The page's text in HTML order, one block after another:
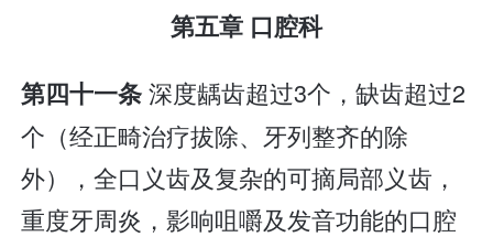
第五章 口腔科
第四十一条深度龋齿超过3个，缺齿超过2
个（经正畸治疗拔除、牙列整齐的除
外），全口义齿及复杂的可摘局部义齿，
重度牙周炎，影响咀嚼及发音功能的口腔